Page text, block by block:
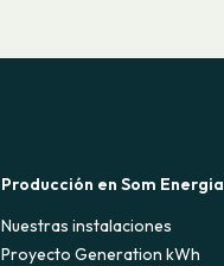
Producción en Som Energia
Nuestras instalaciones
Proyecto Generation kWh